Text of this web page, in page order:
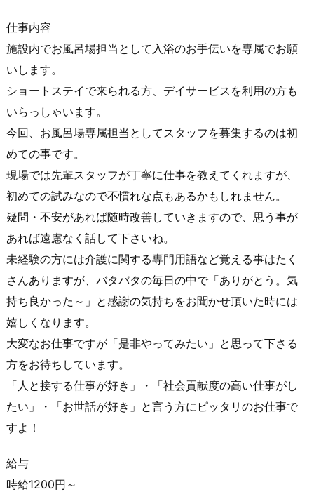
仕事内容
施設内でお風呂場担当として入浴のお手伝いを専属でお願
いします。
ショートステイで来られる方、デイサービスを利用の方も
いらっしゃいます。
今回、お風呂場専属担当としてスタッフを募集するのは初
めての事です。
現場では先輩スタッフが丁寧に仕事を教えてくれますが、
初めての試みなので不慣れな点もあるかもしれません。
疑問・不安があれば随時改善していきますので、思う事が
あれば遠慮なく話して下さいね。
未経験の方には介護に関する専門用語など覚える事はたく
さんありますが、バタバタの毎日の中で「ありがとう。気
持ち良かった～」と感謝の気持ちをお聞かせ頂いた時には
嬉しくなります。
大変なお仕事ですが「是非やってみたい」と思って下さる
方をお待ちしています。
「人と接する仕事が好き」・「社会貢献度の高い仕事がし
たい」・「お世話が好き」と言う方にピッタリのお仕事で
すよ！
給与
時給1200円～